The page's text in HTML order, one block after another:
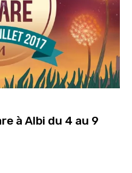
à Albi du 4 au 9